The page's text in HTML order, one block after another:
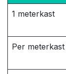
1 meterkast
Per